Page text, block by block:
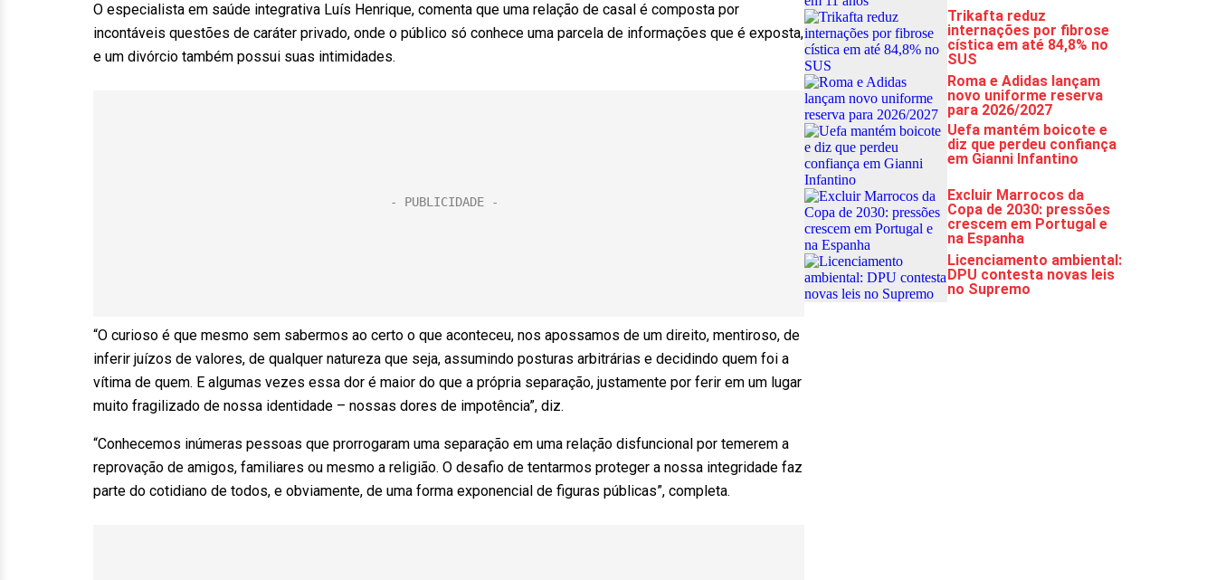
O especialista em saúde integrativa Luís Henrique, comenta que uma relação de casal é composta por
incontáveis questões de caráter privado, onde o público só conhece uma parcela de informações que é exposta,
e um divórcio também possui suas intimidades.
“O curioso é que mesmo sem sabermos ao certo o que aconteceu, nos apossamos de um direito, mentiroso, de
inferir juízos de valores, de qualquer natureza que seja, assumindo posturas arbitrárias e decidindo quem foi a
vítima de quem. E algumas vezes essa dor é maior do que a própria separação, justamente por ferir em um lugar
muito fragilizado de nossa identidade – nossas dores de impotência”, diz.
“Conhecemos inúmeras pessoas que prorrogaram uma separação em uma relação disfuncional por temerem a
reprovação de amigos, familiares ou mesmo a religião. O desafio de tentarmos proteger a nossa integridade faz
parte do cotidiano de todos, e obviamente, de uma forma exponencial de figuras públicas”, completa.